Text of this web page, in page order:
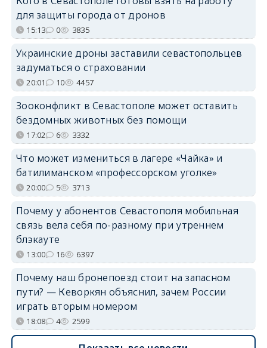
для защиты города от дронов
15:13 0 3835
Украинские дроны заставили севастопольцев
задуматься о страховании
20:01 10 4457
Зооконфликт в Севастополе может оставить
бездомных животных без помощи
17:02 6 3332
Что может измениться в лагере «Чайка» и
батилиманском «профессорском уголке»
20:00 5 3713
Почему у абонентов Севастополя мобильная
связь вела себя по-разному при утреннем
блэкауте
13:00 16 6397
Почему наш бронепоезд стоит на запасном
пути? — Кеворкян объяснил, зачем России
играть вторым номером
18:08 4 2599